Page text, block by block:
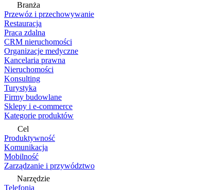
Branża
Przewóz i przechowywanie
Restauracja
Praca zdalna
CRM nieruchomości
Organizacje medyczne
Kancelaria prawna
Nieruchomości
Konsulting
Turystyka
Firmy budowlane
Sklepy i e-commerce
Kategorie produktów
Cel
Produktywność
Komunikacja
Mobilność
Zarządzanie i przywództwo
Narzędzie
Telefonia